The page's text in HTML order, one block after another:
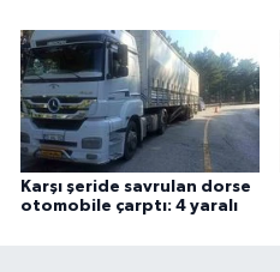
Karşı şeride savrulan dorse
otomobile çarptı: 4 yaralı